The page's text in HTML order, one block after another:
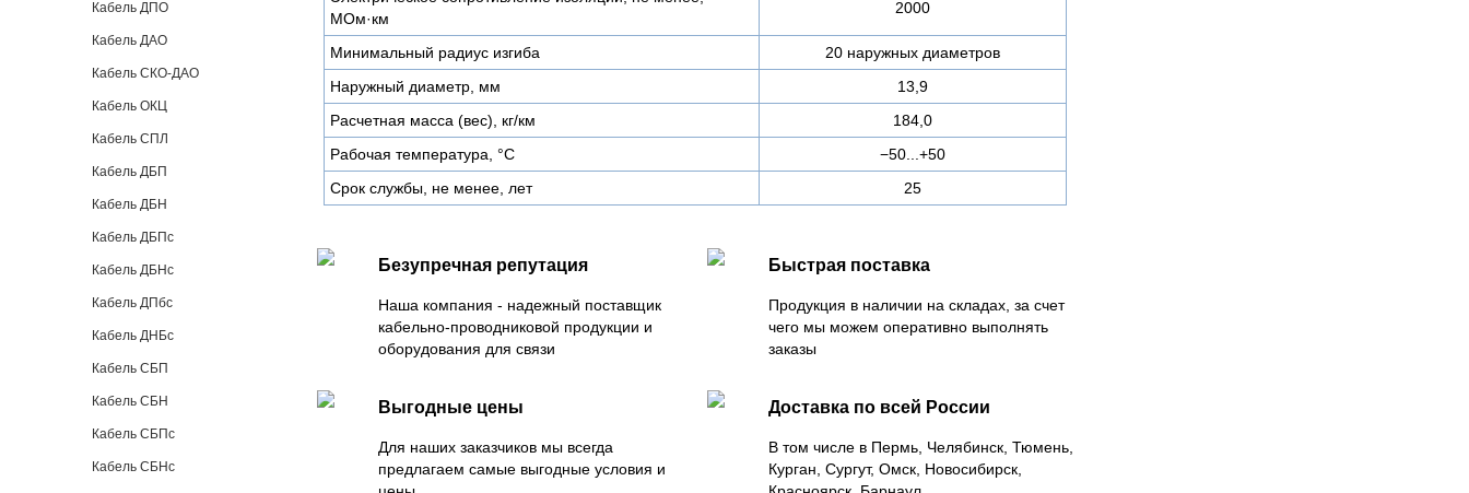
Кабель ДПО
Кабель ДАО
Кабель СКО-ДАО
Кабель ОКЦ
Кабель СПЛ
Кабель ДБП
Кабель ДБН
Кабель ДБПс
Кабель ДБНс
Кабель ДПбс
Кабель ДНБс
Кабель СБП
Кабель СБН
Кабель СБПс
Кабель СБНс
МОм·км
2000
Минимальный радиус изгиба
20 наружных диаметров
Наружный диаметр, мм
13,9
Расчетная масса (вес), кг/км
184,0
Рабочая температура, °C
−50...+50
Срок службы, не менее, лет
25
Безупречная репутация
Наша компания - надежный поставщик
кабельно-проводниковой продукции и
оборудования для связи
Быстрая поставка
Продукция в наличии на складах, за счет
чего мы можем оперативно выполнять
заказы
Выгодные цены
Для наших заказчиков мы всегда
предлагаем самые выгодные условия и
Доставка по всей России
В том числе в Пермь, Челябинск, Тюмень,
Курган, Сургут, Омск, Новосибирск,